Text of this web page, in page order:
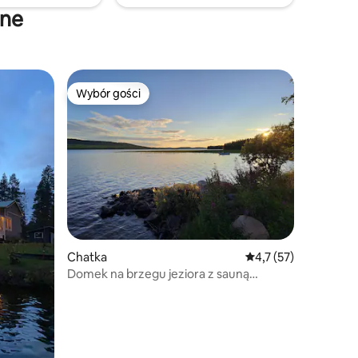
gości Wybór gości
Wybór gości
Chatka Średnia ocena: 4,7
4,7 (57)
Domek na brzegu jeziora z sauną